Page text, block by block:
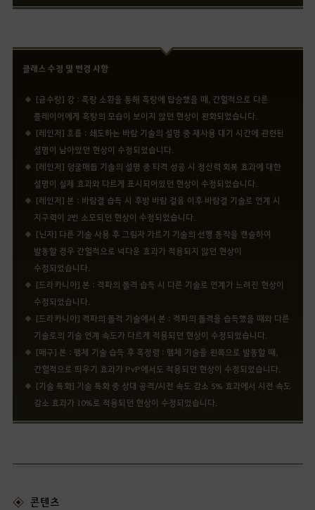
클래스 수정 및 변경 사항
[금수랑] 강 : 흑랑 소환을 통해 흑랑에 탑승했을 때, 간헐적으로 다른
플레이어에게 흑랑의 모습이 보이지 않던 현상이 완화되었습니다.
[레인저] 흐름 : 쇄도하는 바람 기술의 설명 중 재사용 대기 시간에 관련된
설명이 남아있던 현상이 수정되었습니다.
[레인저] 덩굴매듭 기술의 설명 중 타격 성공 시 정신력 회복 효과에 대한
설명이 실제 효과와 다르게 표시되어있던 현상이 수정되었습니다.
[레인저] 본 : 바람결 습득 시 후방 바람 걸음 이후 바람결 기술로 연계 시
지구력이 2번 소모되던 현상이 수정되었습니다.
[닌자] 다른 기술 사용 후 그림자 가르기 기술의 선행 동작을 캔슬하여
발동할 경우 간헐적으로 넉다운 효과가 적용되지 않던 현상이
수정되었습니다.
[드라카니아] 본 : 격파의 돌격 습득 시 다른 기술로 연계가 느려진 현상이
수정되었습니다.
[드라카니아] 격파의 돌격 기술에서 본 : 격파의 돌격을 습득했을 때와 다른
기술로의 기술 연계 속도가 다르게 적용되던 현상이 수정되었습니다.
[매구] 본 : 맴체 기술 습득 후 흑정령 : 맴체 기술을 왼쪽으로 발동할 때,
간헐적으로 띄우기 효과가 PvP에서도 적용되던 현상이 수정되었습니다.
[기술 특화] 기술 특화 중 상대 공격/시전 속도 감소 5% 효과에서 시전 속도
감소 효과가 10%로 적용되던 현상이 수정되었습니다.
콘텐츠